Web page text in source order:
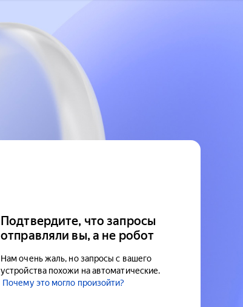
Подтвердите, что запросы
отправляли вы, а не робот
Нам очень жаль, но запросы с вашего
устройства похожи на автоматические.
Почему это могло произойти?